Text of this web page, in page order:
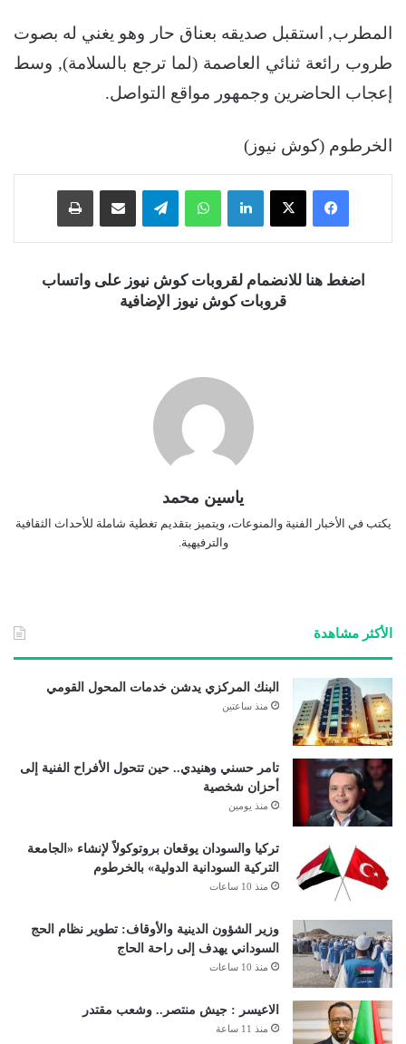
المطرب, استقبل صديقه بعناق حار وهو يغني له بصوت
طروب رائعة ثنائي العاصمة (لما ترجع بالسلامة), وسط
إعجاب الحاضرين وجمهور مواقع التواصل.
الخرطوم (كوش نيوز)
فيسبوك ‫X لينكدإن واتساب تيلقرام
اضغط هنا للانضمام لقروبات كوش نيوز على واتساب
قروبات كوش نيوز الإضافية
ياسين محمد
يكتب في الأخبار الفنية والمنوعات، ويتميز بتقديم تغطية شاملة للأحداث الثقافية
والترفيهية.
الأكثر مشاهدة
البنك المركزي يدشن خدمات المحول القومي
منذ ساعتين
تامر حسني وهنيدي.. حين تتحول الأفراح الفنية إلى
أحزان شخصية
منذ يومين
تركيا والسودان يوقعان بروتوكولاً لإنشاء «الجامعة
التركية السودانية الدولية» بالخرطوم
منذ 10 ساعات
وزير الشؤون الدينية والأوقاف: تطوير نظام الحج
السوداني يهدف إلى راحة الحاج
منذ 10 ساعات
الاعيسر : جيش منتصر.. وشعب مقتدر
منذ 11 ساعة